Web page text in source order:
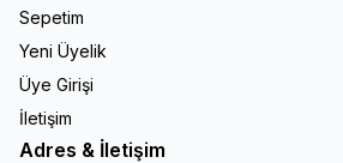
Sepetim
Yeni Üyelik
Üye Girişi
İletişim
Adres & İletişim